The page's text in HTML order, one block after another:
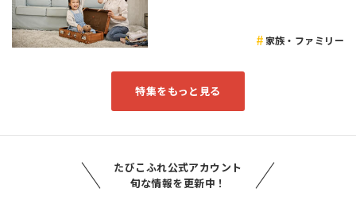
家族・ファミリー
特集をもっと見る
たびこふれ公式アカウント
旬な情報を更新中！